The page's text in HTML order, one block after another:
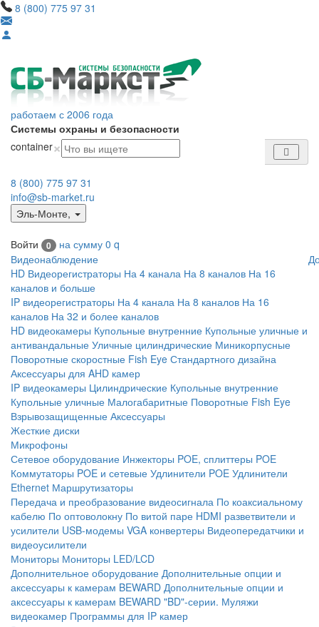
8 (800) 775 97 31
работаем с 2006 года
Системы охраны и безопасности
container×
8 (800) 775 97 31
info@sb-market.ru
Эль-Монте,
Войти 0 на сумму 0 q
Видеонаблюдение
HD Видеорегистраторы На 4 канала На 8 каналов На 16
каналов и больше
IP видеорегистраторы На 4 канала На 8 каналов На 16
каналов На 32 и более каналов
HD видеокамеры Купольные внутренние Купольные уличные и
антивандальные Уличные цилиндрические Миникорпусные
Поворотные скоростные Fish Eye Стандартного дизайна
Аксессуары для AHD камер
IP видеокамеры Цилиндрические Купольные внутренние
Купольные уличные Малогабаритные Поворотные Fish Eye
Взрывозащищенные Аксессуары
Жесткие диски
Микрофоны
Сетевое оборудование Инжекторы POE, сплиттеры POE
Коммутаторы POE и сетевые Удлинители POE Удлинители
Ethernet Маршрутизаторы
Передача и преобразование видеосигнала По коаксиальному
кабелю По оптоволокну По витой паре HDMI разветвители и
усилители USB-модемы VGA конвертеры Видеопередатчики и
видеоусилители
Мониторы Мониторы LED/LCD
Дополнительное оборудование Дополнительные опции и
аксессуары к камерам BEWARD Дополнительные опции и
аксессуары к камерам BEWARD "BD"-серии. Муляжи
видеокамер Программы для IP камер